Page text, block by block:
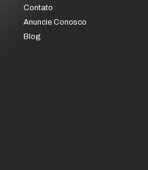
Contato
Anuncie Conosco
Blog